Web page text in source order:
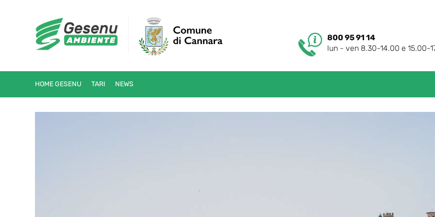
800 95 91 14
lun - ven 8.30-14.00 e 15.00-
HOME GESENU TARI NEWS